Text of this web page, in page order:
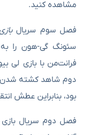
مشاهده کنید.
فصل سوم سریال
سئونگ گی-هون را به
فرانت‌من با بازی لی
دوم شاهد کشته شدن
بود، بنابراین عطش
فصل دوم سریال